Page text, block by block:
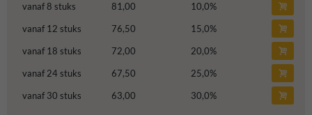
vanaf 8 stuks
81,00 10,0%
vanaf 12 stuks
76,50 15,0%
vanaf 18 stuks
72,00 20,0%
vanaf 24 stuks
67,50 25,0%
vanaf 30 stuks
63,00 30,0%